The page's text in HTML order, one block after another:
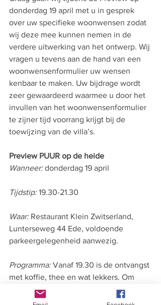
donderdag 19 april met u in gesprek
over uw specifieke woonwensen zodat
wij deze mee kunnen nemen in de
verdere uitwerking van het ontwerp. Wij
vragen u tevens aan de hand van een
woonwensenformulier uw wensen
kenbaar te maken. Uw bijdrage wordt
zeer gewaardeerd waarmee u door het
invullen van het woonwensenformulier
te zijner tijd voorrang krijgt bij de
toewijzing van de villa’s.
Preview PUUR op de heide
Wanneer: donderdag 19 april
Tijdstip: 19.30-21.30
Waar: Restaurant Klein Zwitserland,
Lunterseweg 44 Ede, voldoende
parkeergelegenheid aanwezig.
Programma: Vanaf 19.30 is de ontvangst
met koffie, thee en wat lekkers. Om
20.00 start de presentatie door
Heijmans en de architect. Vanaf 20.30